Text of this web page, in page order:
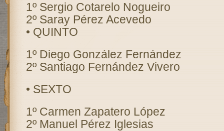
1º Sergio Cotarelo Nogueiro
2º Saray Pérez Acevedo
• QUINTO
1º Diego González Fernández
2º Santiago Fernández Vivero
• SEXTO
1º Carmen Zapatero López
2º Manuel Pérez Iglesias